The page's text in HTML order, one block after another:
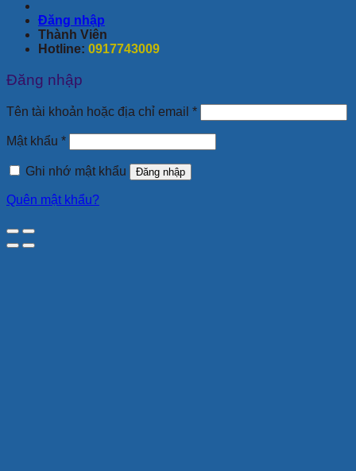
Đăng nhập
Thành Viên
Hotline: 0917743009
Đăng nhập
Tên tài khoản hoặc địa chỉ email *Bắt
buộc
Mật khẩu *Bắt
buộc
Ghi nhớ mật khẩu
Đăng nhập
Quên mật khẩu?